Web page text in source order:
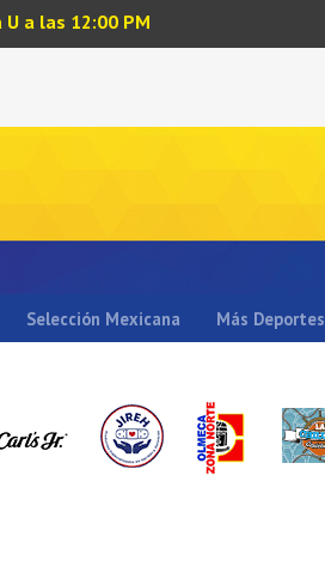
a las 12:00 PM
Selección Mexicana Más Deportes